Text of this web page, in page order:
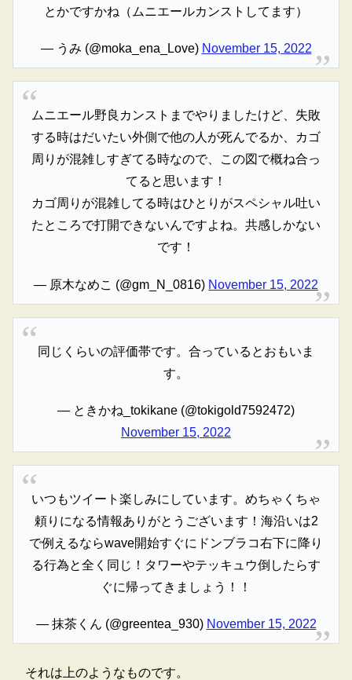
とかですかね（ムニエールカンストしてます）
— うみ (@moka_ena_Love) November 15, 2022
ムニエール野良カンストまでやりましたけど、失敗
する時はだいたい外側で他の人が死んでるか、カゴ
周りが混雑しすぎてる時なので、この図で概ね合っ
てると思います！
カゴ周りが混雑してる時はひとりがスペシャル吐い
たところで打開できないんですよね。共感しかない
です！
— 原木なめこ (@gm_N_0816) November 15, 2022
同じくらいの評価帯です。合っているとおもいま
す。
— ときかね_tokikane (@tokigold7592472)
November 15, 2022
いつもツイート楽しみにしています。めちゃくちゃ
頼りになる情報ありがとうございます！海沿いは2
で例えるならwave開始すぐにドンブラコ右下に降り
る行為と全く同じ！タワーやテッキュウ倒したらす
ぐに帰ってきましょう！！
— 抹茶くん (@greentea_930) November 15, 2022
それは上のようなものです。